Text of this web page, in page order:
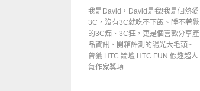
我是David，David是我!我是個熱愛
3C，沒有3C就吃不下飯、睡不著覺
的3C痴、3C狂，更是個喜歡分享產
品資訊、開箱評測的陽光大毛頭~
曾獲 HTC 論壇 HTC FUN 假趣超人
氣作家獎項